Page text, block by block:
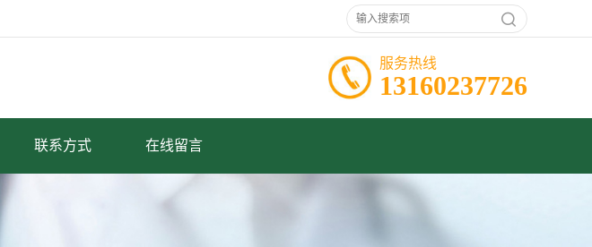
服务热线
13160237726
联系方式 在线留言